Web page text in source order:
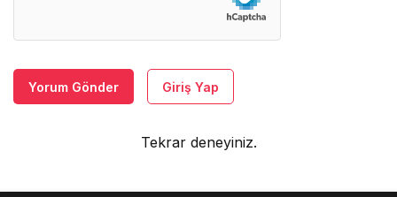
Yorum Gönder Giriş Yap
Tekrar deneyiniz.